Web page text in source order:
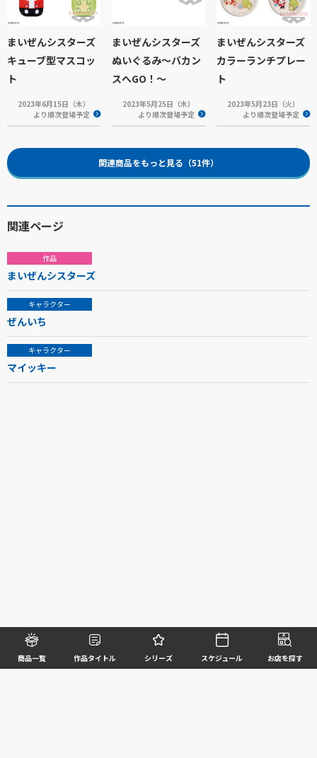
商品一覧 作品タイトル シリーズ スケジュール お店を探す
まいぜんシスターズ
キューブ型マスコッ
ト
2023年6月15日（木）
より順次登場予定
まいぜんシスターズ
ぬいぐるみ～バカン
スへGO！～
2023年5月25日（木）
より順次登場予定
まいぜんシスターズ
カラーランチプレー
ト
2023年5月23日（火）
より順次登場予定
関連商品をもっと見る（51件）
関連ページ
作品
まいぜんシスターズ
キャラクター
ぜんいち
キャラクター
マイッキー